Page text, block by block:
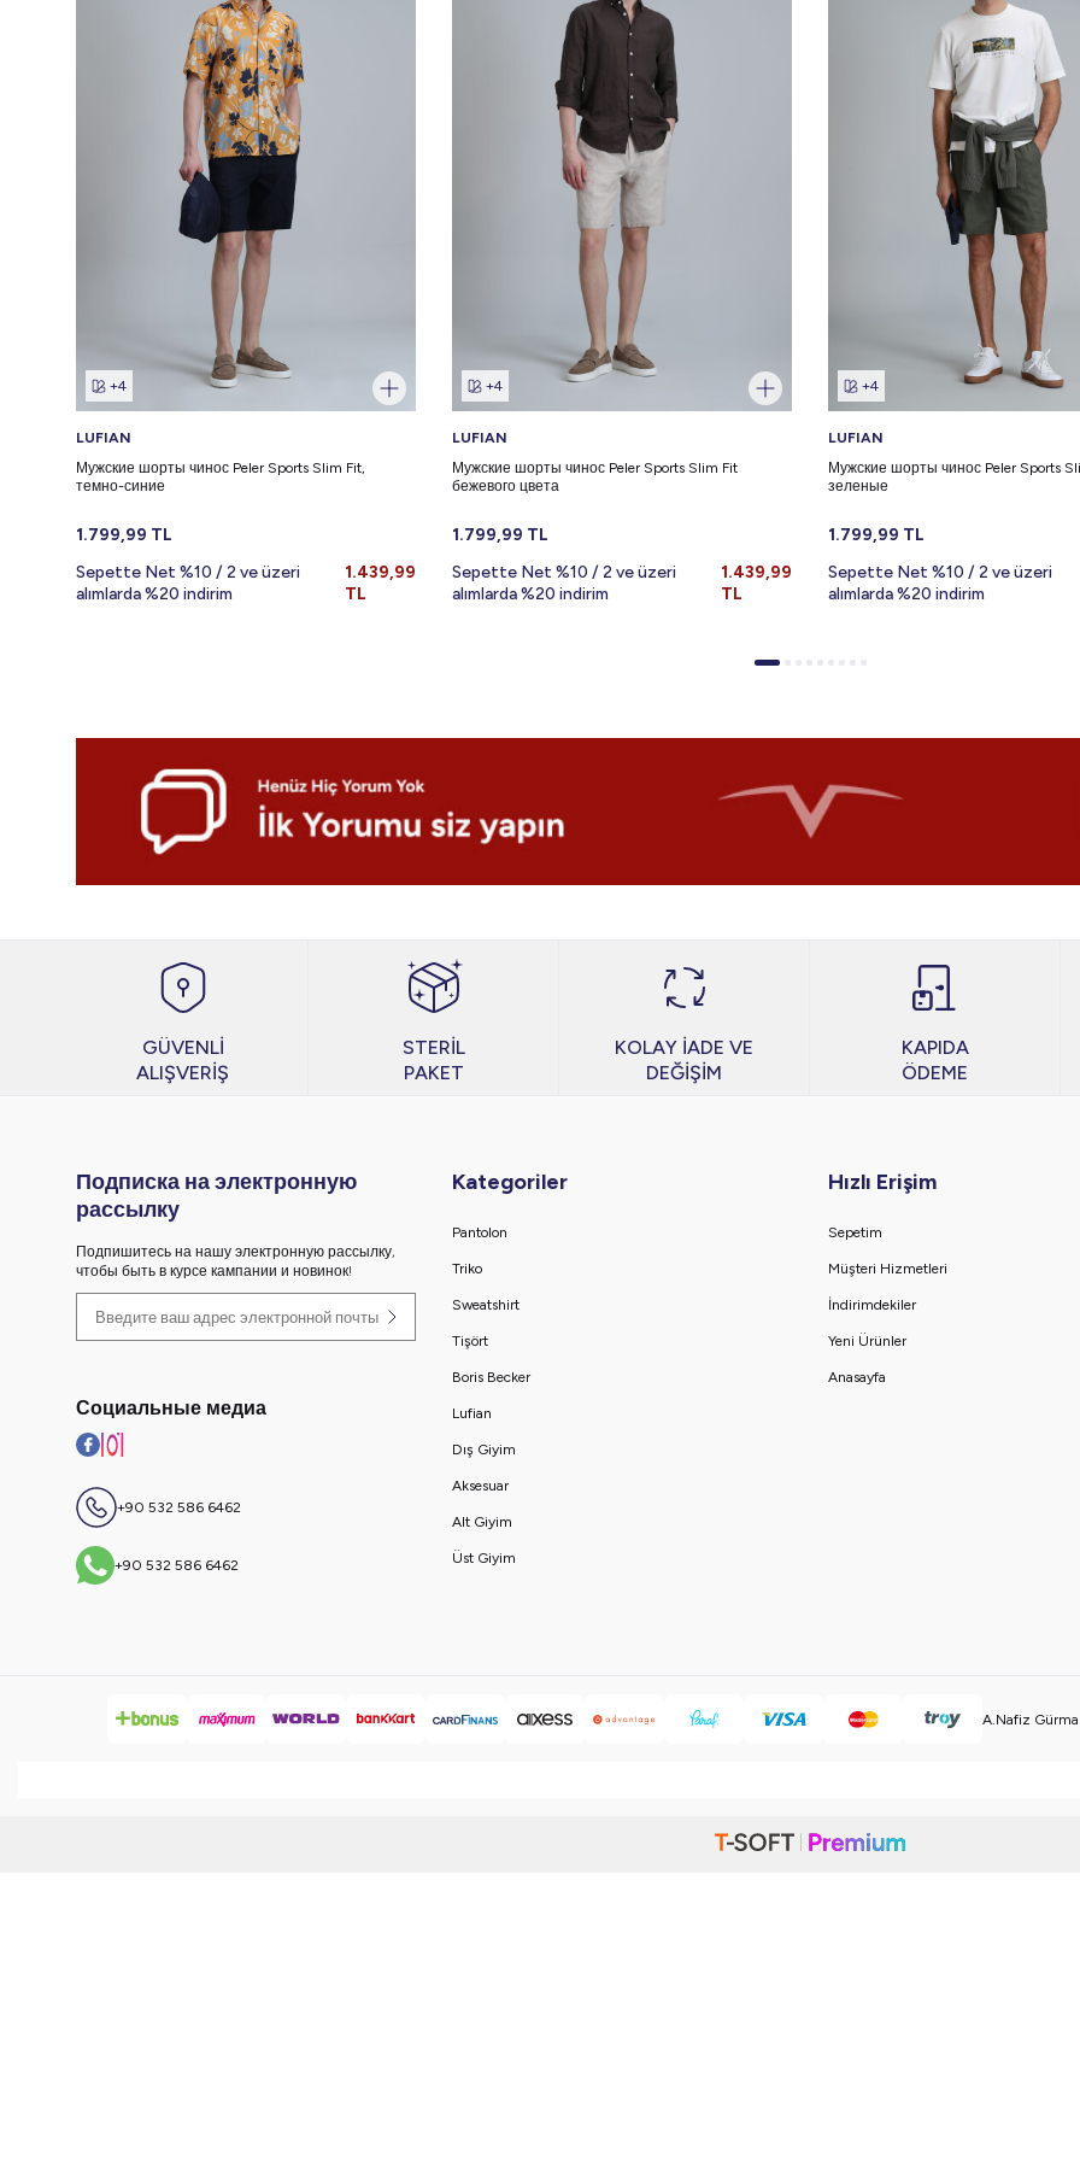
+4
LUFIAN
Мужские шорты чинос Peler Sports Slim Fit,
темно-синие
1.799,99 TL
Sepette Net %10 / 2 ve üzeri
alımlarda %20 indirim
1.439,99
TL
+4
LUFIAN
Мужские шорты чинос Peler Sports Slim Fit
бежевого цвета
1.799,99 TL
Sepette Net %10 / 2 ve üzeri
alımlarda %20 indirim
1.439,99
TL
+4
LUFIAN
Мужские шорты чинос Peler Sports
зеленые
1.799,99 TL
Sepette Net %10 / 2 ve üzeri
alımlarda %20 indirim
GÜVENLİ
ALIŞVERİŞ
STERİL
PAKET
KOLAY İADE VE
DEĞİŞİM
KAPIDA
ÖDEME
Подписка на электронную
рассылку
Подпишитесь на нашу электронную рассылку,
чтобы быть в курсе кампании и новинок!
Социальные медиа
+90 532 586 6462
+90 532 586 6462
Kategoriler
Pantolon
Triko
Sweatshirt
Tişört
Boris Becker
Lufian
Dış Giyim
Aksesuar
Alt Giyim
Üst Giyim
Hızlı Erişim
Sepetim
Müşteri Hizmetleri
İndirimdekiler
Yeni Ürünler
Anasayfa
A.Nafiz